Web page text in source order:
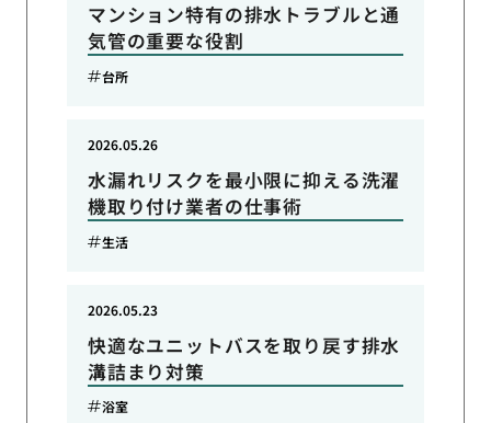
マンション特有の排水トラブルと通
気管の重要な役割
台所
水漏れリスクを最小限に抑える洗濯
機取り付け業者の仕事術
2026.05.26
生活
快適なユニットバスを取り戻す排水
溝詰まり対策
2026.05.23
浴室